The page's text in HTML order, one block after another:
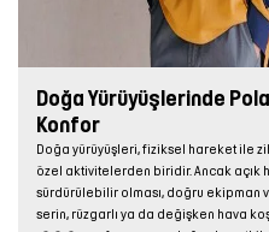
Doğa Yürüyüşlerinde
Konfor
Doğa yürüyüşleri, fiziksel hareket ile
özel aktivitelerden biridir. Ancak açık
sürdürülebilir olması, doğru ekipman
serin, rüzgarlı ya da değişken hava